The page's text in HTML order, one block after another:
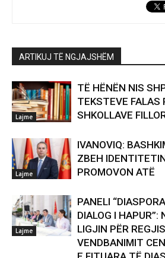
ARTIKUJ TË NGJAJSHËM
Lajme
TË HËNËN NIS
TEKSTEVE FALAS
SHKOLLAVE
Lajme
IVANOVIQ:
ZBEH
PROMOVON ATË
Lajme
PANELI
DIALOG I HAPUR”:
LIGJIN PËR
VENDBANIMIT